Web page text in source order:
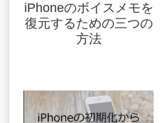
iPhoneのボイスメモを
復元するための三つの
方法